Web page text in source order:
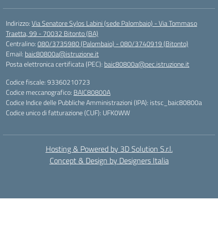
Indirizzo:Via Senatore Sylos Labini (sede Palombaio) - Via Tommaso
Traetta, 99 - 70032 Bitonto (BA)
Centralino:080/3735980 (Palombaio) - 080/3740919 (Bitonto)
Email: baic80800a@istruzione.it
Posta elettronica certificata (PEC): baic80800a@pec.istruzione.it
Codice fiscale: 93360210723
Codice meccanografico: BAIC80800A
Codice Indice delle Pubbliche Amministrazioni (IPA): istsc_baic80800a
Codice unico di fatturazione (CUF): UFK0WW
Hosting & Powered by 3D Solution S.r.l.
Concept & Design by Designers Italia